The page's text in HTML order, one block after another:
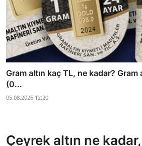
Gram altın kaç TL, ne kadar? Gram
(0...
05.08.2026 12:20
Çeyrek altın ne